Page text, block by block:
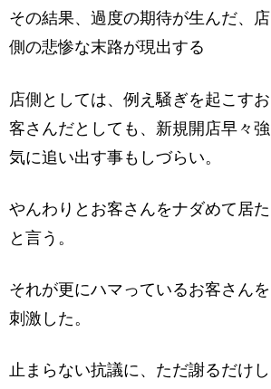
その結果、過度の期待が生んだ、店
側の悲惨な末路が現出する
店側としては、例え騒ぎを起こすお
客さんだとしても、新規開店早々強
気に追い出す事もしづらい。
やんわりとお客さんをナダめて居た
と言う。
それが更にハマっているお客さんを
刺激した。
止まらない抗議に、ただ謝るだけし